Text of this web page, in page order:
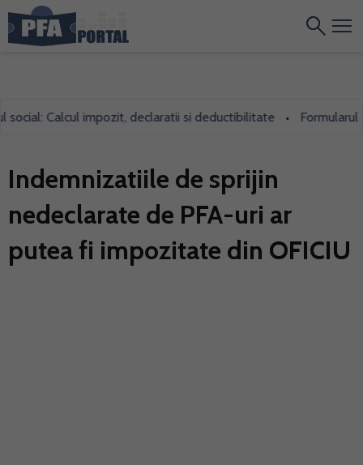
Calcul impozit, declaratii si deductibilitate • Formularul
Indemnizatiile de sprijin
nedeclarate de PFA-uri ar
putea fi impozitate din OFICIU